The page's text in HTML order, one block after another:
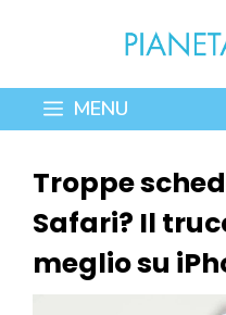
contenuto
MENU
Troppe
Safari? Il
meglio su